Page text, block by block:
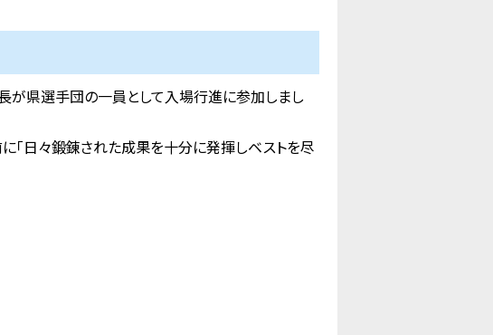
が県選手団の一員として入場行進に参加しまし
「日々鍛錬された成果を十分に発揮しベストを尽